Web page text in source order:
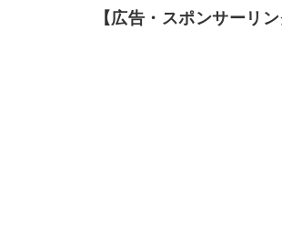
【広告・スポンサーリン